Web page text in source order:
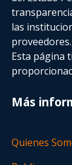
las
proveedores.
Esta página
Más
Quienes